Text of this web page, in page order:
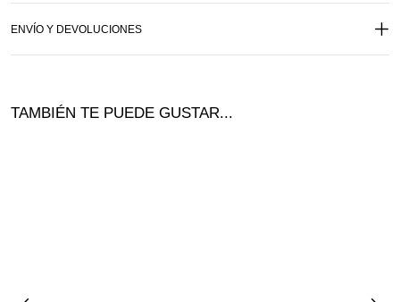
ENVÍO Y DEVOLUCIONES
TAMBIÉN TE PUEDE GUSTAR...